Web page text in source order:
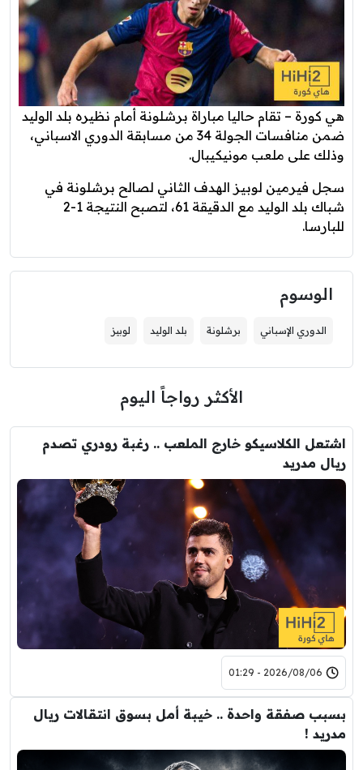
هي كورة – تقام حاليا مباراة برشلونة أمام نظيره بلد الوليد
ضمن منافسات الجولة 34 من مسابقة الدوري الاسباني،
وذلك على ملعب مونيكيبال.
سجل فيرمين لوبيز الهدف الثاني لصالح برشلونة في
شباك بلد الوليد مع الدقيقة 61، لتصبح النتيجة 1-2
للبارسا.
الوسوم
الدوري الإسباني برشلونة بلد الوليد لوبيز
الأكثر رواجاً اليوم
اشتعل الكلاسيكو خارج الملعب .. رغبة رودري تصدم
ريال مدريد
2026/08/06 - 01:29
بسبب صفقة واحدة .. خيبة أمل بسوق انتقالات ريال
مدريد !